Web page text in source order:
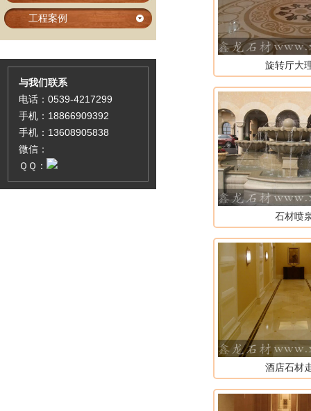
工程案例
与我们联系
电话：0539-4217299
手机：18866909392
手机：13608905838
微信：
ＱＱ：
旋转厅大
石材喷
酒店石材